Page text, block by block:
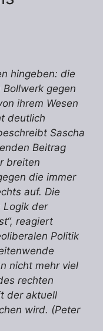
hingeben: die
gegen
ihrem Wesen
deutlich
Sascha
Beitrag
breiten
die immer
auf. Die
Logik der
reagiert
Politik
nicht mehr viel
rechten
der aktuell
wird. (Peter